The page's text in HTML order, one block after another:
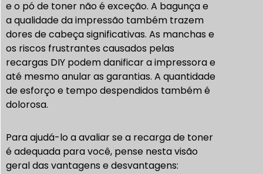
e o pó de toner não é exceção. A bagunça e
a qualidade da impressão também trazem
dores de cabeça significativas. As manchas e
os riscos frustrantes causados pelas
recargas DIY podem danificar a impressora e
até mesmo anular as garantias. A quantidade
de esforço e tempo despendidos também é
dolorosa.
Para ajudá-lo a avaliar se a recarga de toner
é adequada para você, pense nesta visão
geral das vantagens e desvantagens: